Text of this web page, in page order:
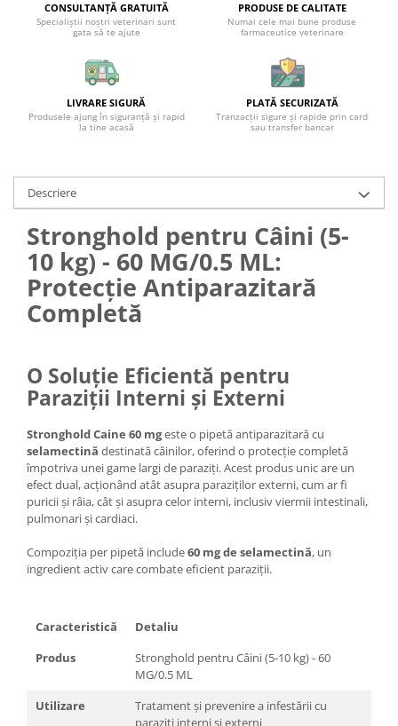
CONSULTANȚĂ GRATUITĂ
Specialiștii noștri veterinari sunt
gata să te ajute
PRODUSE DE CALITATE
Numai cele mai bune produse
farmaceutice veterinare
LIVRARE SIGURĂ
Produsele ajung în siguranță și rapid
la tine acasă
PLATĂ SECURIZATĂ
Tranzacții sigure și rapide prin card
sau transfer bancar
Descriere
Stronghold pentru Câini (5-
10 kg) - 60 MG/0.5 ML:
Protecție Antiparazitară
Completă
O Soluție Eficientă pentru
Paraziții Interni și Externi
Stronghold Caine 60 mgeste o pipetă antiparazitară cu
selamectină destinată câinilor, oferind o protecție completă
împotriva unei game largi de paraziți. Acest produs unic are un
efect dual, acționând atât asupra paraziților externi, cum ar fi
puricii și râia, cât și asupra celor interni, inclusiv viermii intestinali,
pulmonari și cardiaci.
Compoziția per pipetă include60 mg de selamectină, un
ingredient activ care combate eficient paraziții.
Caracteristică
Detaliu
Produs
Stronghold pentru Câini (5-10 kg) - 60
MG/0.5 ML
Utilizare
Tratament și prevenire a infestării cu
paraziți interni și externi